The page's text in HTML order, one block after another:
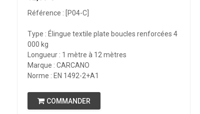
Référence : [P04-C]
Type : Élingue textile plate boucles renforcées 4
000 kg
Longueur : 1 mètre à 12 mètres
Marque : CARCANO
Norme : EN 1492-2+A1
COMMANDER